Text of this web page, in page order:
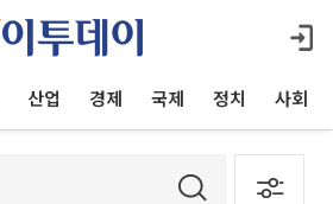
산업 경제 국제 정치 사회